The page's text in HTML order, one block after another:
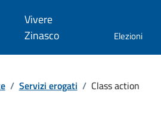
Vivere
Zinasco
Elezioni
/ Servizi erogati / Class action